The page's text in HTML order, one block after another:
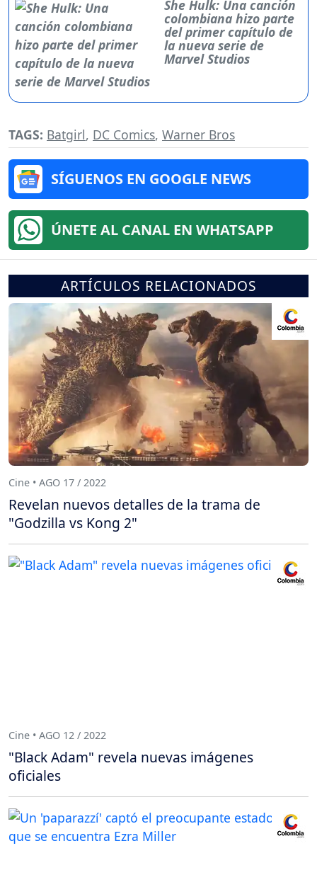
She Hulk: Una canción
colombiana hizo parte
del primer capítulo de
la nueva serie de
Marvel Studios
TAGS: Batgirl, DC Comics, Warner Bros
SÍGUENOS EN GOOGLE NEWS
ÚNETE AL CANAL EN WHATSAPP
ARTÍCULOS RELACIONADOS
Cine • AGO 17 / 2022
Revelan nuevos detalles de la trama de
"Godzilla vs Kong 2"
Cine • AGO 12 / 2022
"Black Adam" revela nuevas imágenes
oficiales